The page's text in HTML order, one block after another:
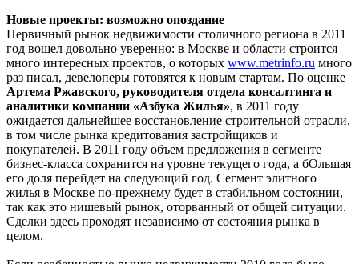
Новые проекты: возможно опоздание
Первичный рынок недвижимости столичного региона в 2011
год вошел довольно уверенно: в Москве и области строится
много интересных проектов, о которых www.metrinfo.ru много
раз писал, девелоперы готовятся к новым стартам. По оценке
Артема Ржавского, руководителя отдела консалтинга и
аналитики компании «Азбука Жилья», в 2011 году
ожидается дальнейшее восстановление строительной отрасли,
в том числе рынка кредитования застройщиков и
покупателей. В 2011 году объем предложения в сегменте
бизнес-класса сохранится на уровне текущего года, а бОльшая
его доля перейдет на следующий год. Сегмент элитного
жилья в Москве по-прежнему будет в стабильном состоянии,
так как это нишевый рынок, оторванный от общей ситуации.
Сделки здесь проходят независимо от состояния рынка в
целом.